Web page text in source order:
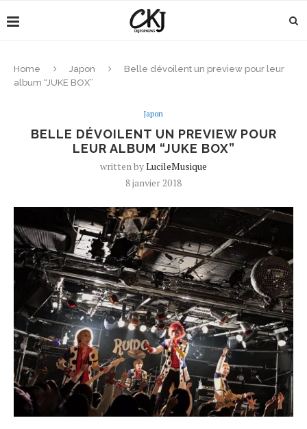
Home Japon
Belle dévoilent un preview pour leur
album “JUKE BOX”
Japon
BELLE DÉVOILENT UN PREVIEW POUR
LEUR ALBUM “JUKE BOX”
written byLucileMusique
8 janvier 2018